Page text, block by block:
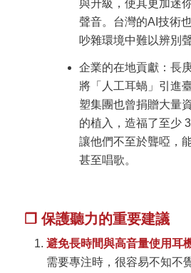
與升級，使其更加迷
聲音。台灣的AI技術
吵雜環境中難以辨別
企業的在地貢獻：長
將「人工耳蝸」引進
塑集團也曾捐贈大量
的植入，造福了至少
讓他們不至於聾啞，
甚至唱歌。
❐ 保護聽力的重要建議
避免長時間與高音量使用耳
需要專注時，很容易不知不